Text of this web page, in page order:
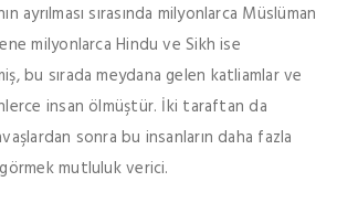
ayrılması sırasında milyonlarca Müslüman
milyonlarca Hindu ve Sikh ise
bu sırada meydana gelen katliamlar ve
insan ölmüştür. İki taraftan da
sonra bu insanların daha fazla
mutluluk verici.